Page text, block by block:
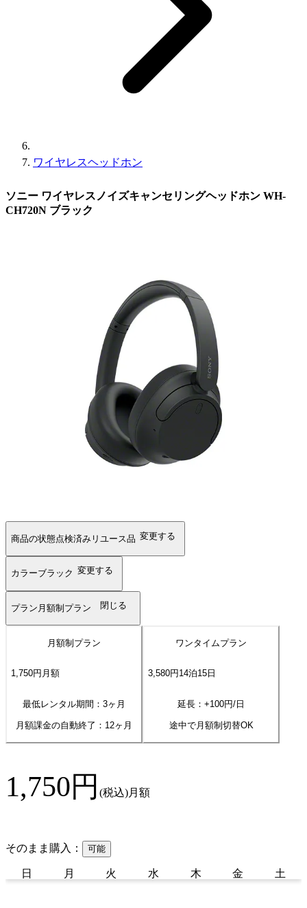
ワイヤレスヘッドホン
ソニー ワイヤレスノイズキャンセリングヘッドホン WH-
CH720N ブラック
商品の状態点検済みリユース品 変更する
カラーブラック 変更する
プラン 月額制プラン 閉じる
月額制プラン
1,750円 月額
最低レンタル期間：3ヶ月
月額課金の自動終了： 12ヶ月
ワンタイムプラン
3,580円 14泊15 日
延長：+100円/日
途中で月額制切替OK
1,750円 (税込)月額
そのまま購入： 可能
日 月 火 水 木 金 土